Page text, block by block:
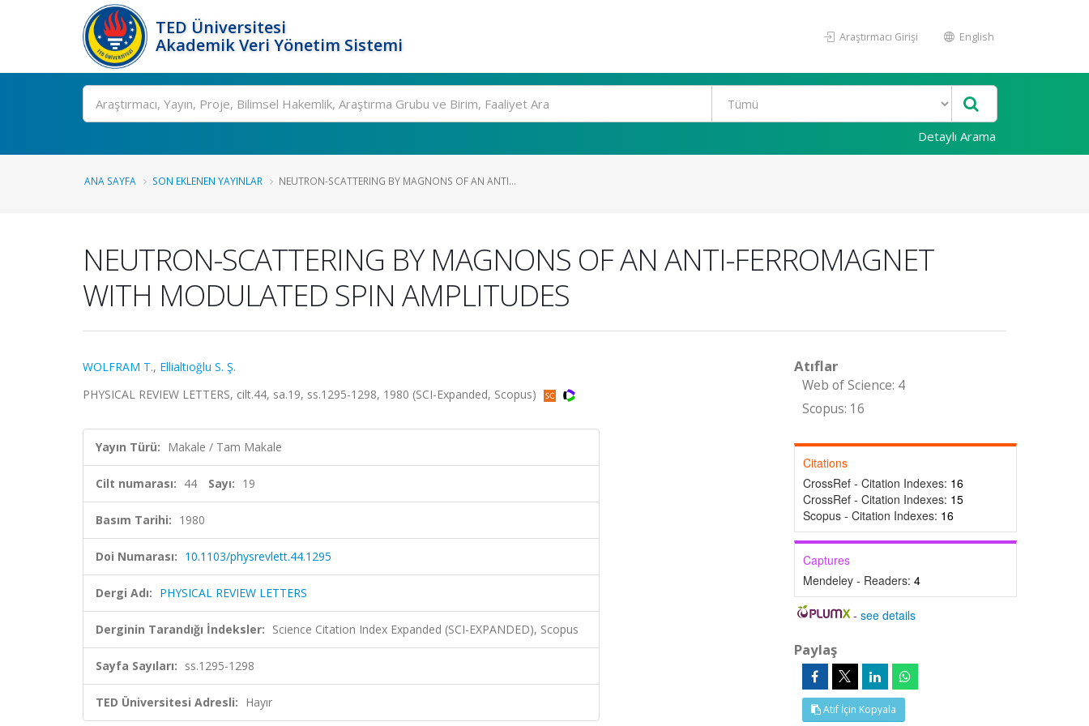
TED Üniversitesi
Akademik Veri Yönetim Sistemi
Araştırmacı Girişi English
Ara
Detaylı Arama
ANA SAYFA SON EKLENEN YAYINLAR NEUTRON-SCATTERING BY MAGNONS OF AN ANTI...
NEUTRON-SCATTERING BY MAGNONS OF AN ANTI-FERROMAGNET
WITH MODULATED SPIN AMPLITUDES
WOLFRAM T., Ellialtıoğlu S. Ş.
PHYSICAL REVIEW LETTERS, cilt.44, sa.19, ss.1295-1298, 1980 (SCI-Expanded, Scopus)
Yayın Türü: Makale / Tam Makale
Cilt numarası: 44 Sayı: 19
Basım Tarihi: 1980
Doi Numarası: 10.1103/physrevlett.44.1295
Dergi Adı: PHYSICAL REVIEW LETTERS
Derginin Tarandığı İndeksler: Science Citation Index Expanded (SCI-EXPANDED), Scopus
Sayfa Sayıları: ss.1295-1298
TED Üniversitesi Adresli: Hayır
Atıflar
Web of Science: 4
Scopus: 16
Citations
CrossRef - Citation Indexes: 16
CrossRef - Citation Indexes: 15
Scopus - Citation Indexes: 16
Captures
Mendeley - Readers: 4
-see details
Paylaş
Atıf İçin Kopyala